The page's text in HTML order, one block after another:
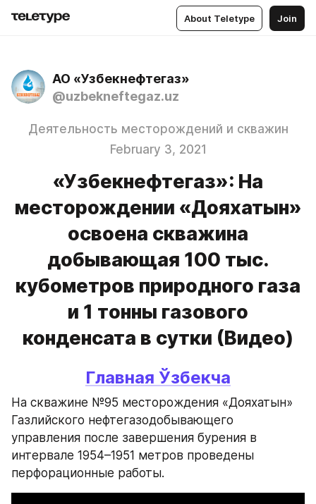
About Teletype Join
АО «Узбекнефтегаз»
@uzbekneftegaz.uz
Деятельность месторождений и скважин
February 3, 2021
«Узбекнефтегаз»: На
месторождении «Дояхатын»
освоена скважина
добывающая 100 тыс.
кубометров природного газа
и 1 тонны газового
конденсата в сутки (Видео)
Главная Ўзбекча
На скважине №95 месторождения «Дояхатын»
Газлийского нефтегазодобывающего
управления после завершения бурения в
интервале 1954–1951 метров проведены
перфорационные работы.